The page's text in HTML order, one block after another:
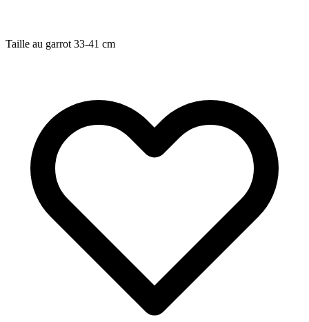
Taille au garrot 33-41 cm